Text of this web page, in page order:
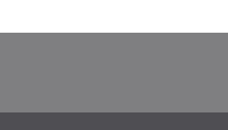
BatiWebPro